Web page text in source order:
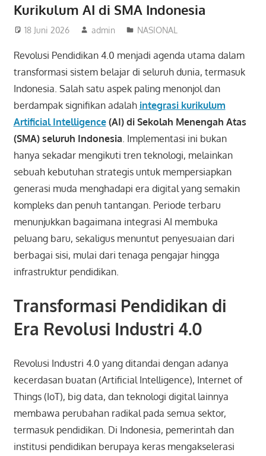
Kurikulum AI di SMA Indonesia
18 Juni 2026 admin NASIONAL
Revolusi Pendidikan 4.0 menjadi agenda utama dalam
transformasi sistem belajar di seluruh dunia, termasuk
Indonesia. Salah satu aspek paling menonjol dan
berdampak signifikan adalah integrasi kurikulum
Artificial Intelligence(AI) di Sekolah Menengah Atas
(SMA) seluruh Indonesia . Implementasi ini bukan
hanya sekadar mengikuti tren teknologi, melainkan
sebuah kebutuhan strategis untuk mempersiapkan
generasi muda menghadapi era digital yang semakin
kompleks dan penuh tantangan. Periode terbaru
menunjukkan bagaimana integrasi AI membuka
peluang baru, sekaligus menuntut penyesuaian dari
berbagai sisi, mulai dari tenaga pengajar hingga
infrastruktur pendidikan.
Transformasi Pendidikan di
Era Revolusi Industri 4.0
Revolusi Industri 4.0 yang ditandai dengan adanya
kecerdasan buatan (Artificial Intelligence), Internet of
Things (IoT), big data, dan teknologi digital lainnya
membawa perubahan radikal pada semua sektor,
termasuk pendidikan. Di Indonesia, pemerintah dan
institusi pendidikan berupaya keras mengakselerasi